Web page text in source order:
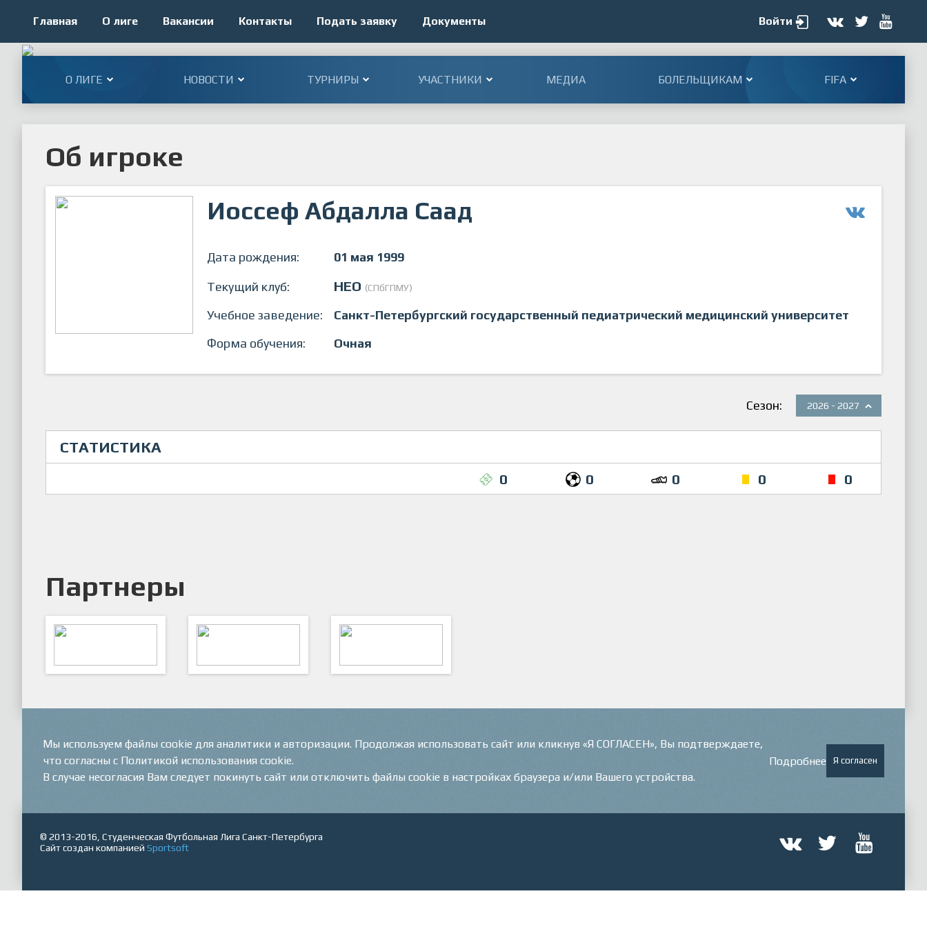
Главная О лиге Вакансии Контакты Подать заявку Документы Войти
О ЛИГЕ НОВОСТИ ТУРНИРЫ УЧАСТНИКИ МЕДИА БОЛЕЛЬЩИКАМ FIFA
Об игроке
Иоссеф Абдалла Саад
Дата рождения: 01 мая 1999
Текущий клуб: НЕО (СПбГПМУ)
Учебное заведение:
Санкт-Петербургский государственный педиатрический медицинский университет
Форма обучения:
Очная
2026 - 2027
Сезон:
СТАТИСТИКА
0 0 0 0 0
Партнеры
© 2013-2016, Студенческая Футбольная Лига Санкт-Петербурга
Сайт создан компанией Sportsoft
Мы используем файлы cookie для аналитики и авторизации. Продолжая использовать сайт или кликнув «Я СОГЛАСЕН», Вы подтверждаете,
что согласны с Политикой использования cookie.
В случае несогласия Вам следует покинуть сайт или отключить файлы cookie в настройках браузера и/или Вашего устройства.
Подробнее Я согласен